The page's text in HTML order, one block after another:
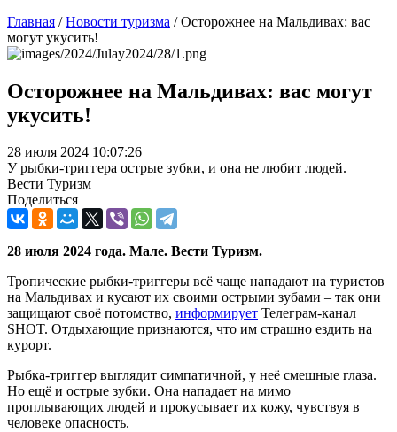
Главная /Новости туризма /Осторожнее на Мальдивах: вас
могут укусить!
Осторожнее на Мальдивах: вас могут
укусить!
28 июля 2024 10:07:26
У рыбки-триггера острые зубки, и она не любит людей.
Вести Туризм
Поделиться
28 июля 2024 года. Мале. Вести Туризм.
Тропические рыбки-триггеры всё чаще нападают на туристов
на Мальдивах и кусают их своими острыми зубами – так они
защищают своё потомство, информирует Телеграм-канал
SHOT. Отдыхающие признаются, что им страшно ездить на
курорт.
Рыбка-триггер выглядит симпатичной, у неё смешные глаза.
Но ещё и острые зубки. Она нападает на мимо
проплывающих людей и прокусывает их кожу, чувствуя в
человеке опасность.